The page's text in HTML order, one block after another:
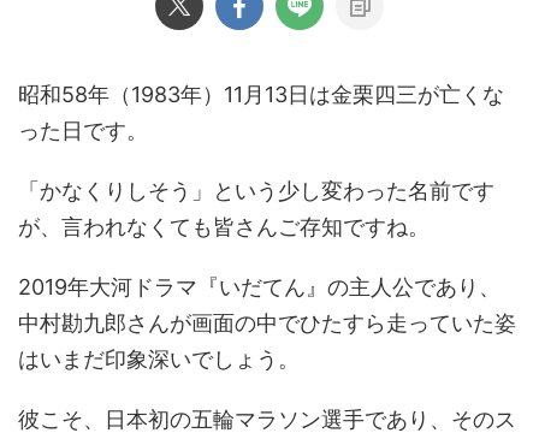
昭和58年（1983年）11月13日は金栗四三が亡くな
った日です。
「かなくりしそう」という少し変わった名前です
が、言われなくても皆さんご存知ですね。
2019年大河ドラマ『いだてん』の主人公であり、
中村勘九郎さんが画面の中でひたすら走っていた姿
はいまだ印象深いでしょう。
彼こそ、日本初の五輪マラソン選手であり、そのス